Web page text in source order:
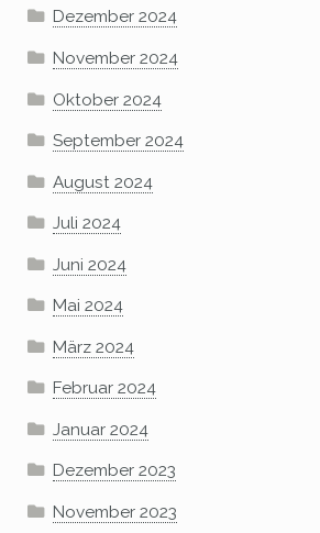
Dezember 2024
November 2024
Oktober 2024
September 2024
August 2024
Juli 2024
Juni 2024
Mai 2024
März 2024
Februar 2024
Januar 2024
Dezember 2023
November 2023